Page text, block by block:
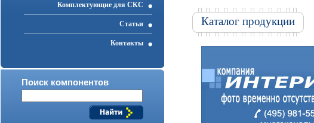
Комплектующие для СКС
Статьи
Контакты
Поиск компонентов
Каталог продукции